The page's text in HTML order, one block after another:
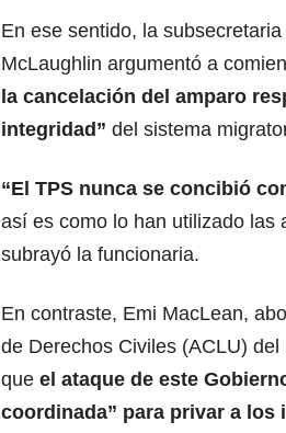
En ese sentido, la
McLaughlin argumentó a
la cancelación del amparo
integridad” del sistema
“El TPS nunca se concibió
así es como lo han utilizado las
subrayó la funcionaria.
En contraste, Emi MacLean,
de Derechos Civiles (ACLU)
que el ataque de este
coordinada” para privar a los